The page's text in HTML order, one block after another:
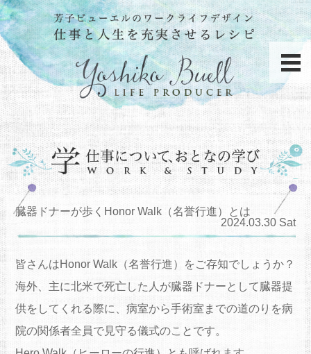
臓器ドナーが歩くHonor Walk（名誉行進）とは
2024.03.30 Sat
皆さんはHonor Walk（名誉行進）をご存知でしょうか？
海外、主に北米で死亡した人が臓器ドナーとして臓器提
供をしてくれる際に、病室から手術室までの道のりを病
院の関係者全員で見守る儀式のことです。